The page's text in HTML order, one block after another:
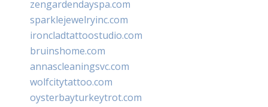
zengardendayspa.com
sparklejewelryinc.com
ironcladtattoostudio.com
bruinshome.com
annascleaningsvc.com
wolfcitytattoo.com
oysterbayturkeytrot.com